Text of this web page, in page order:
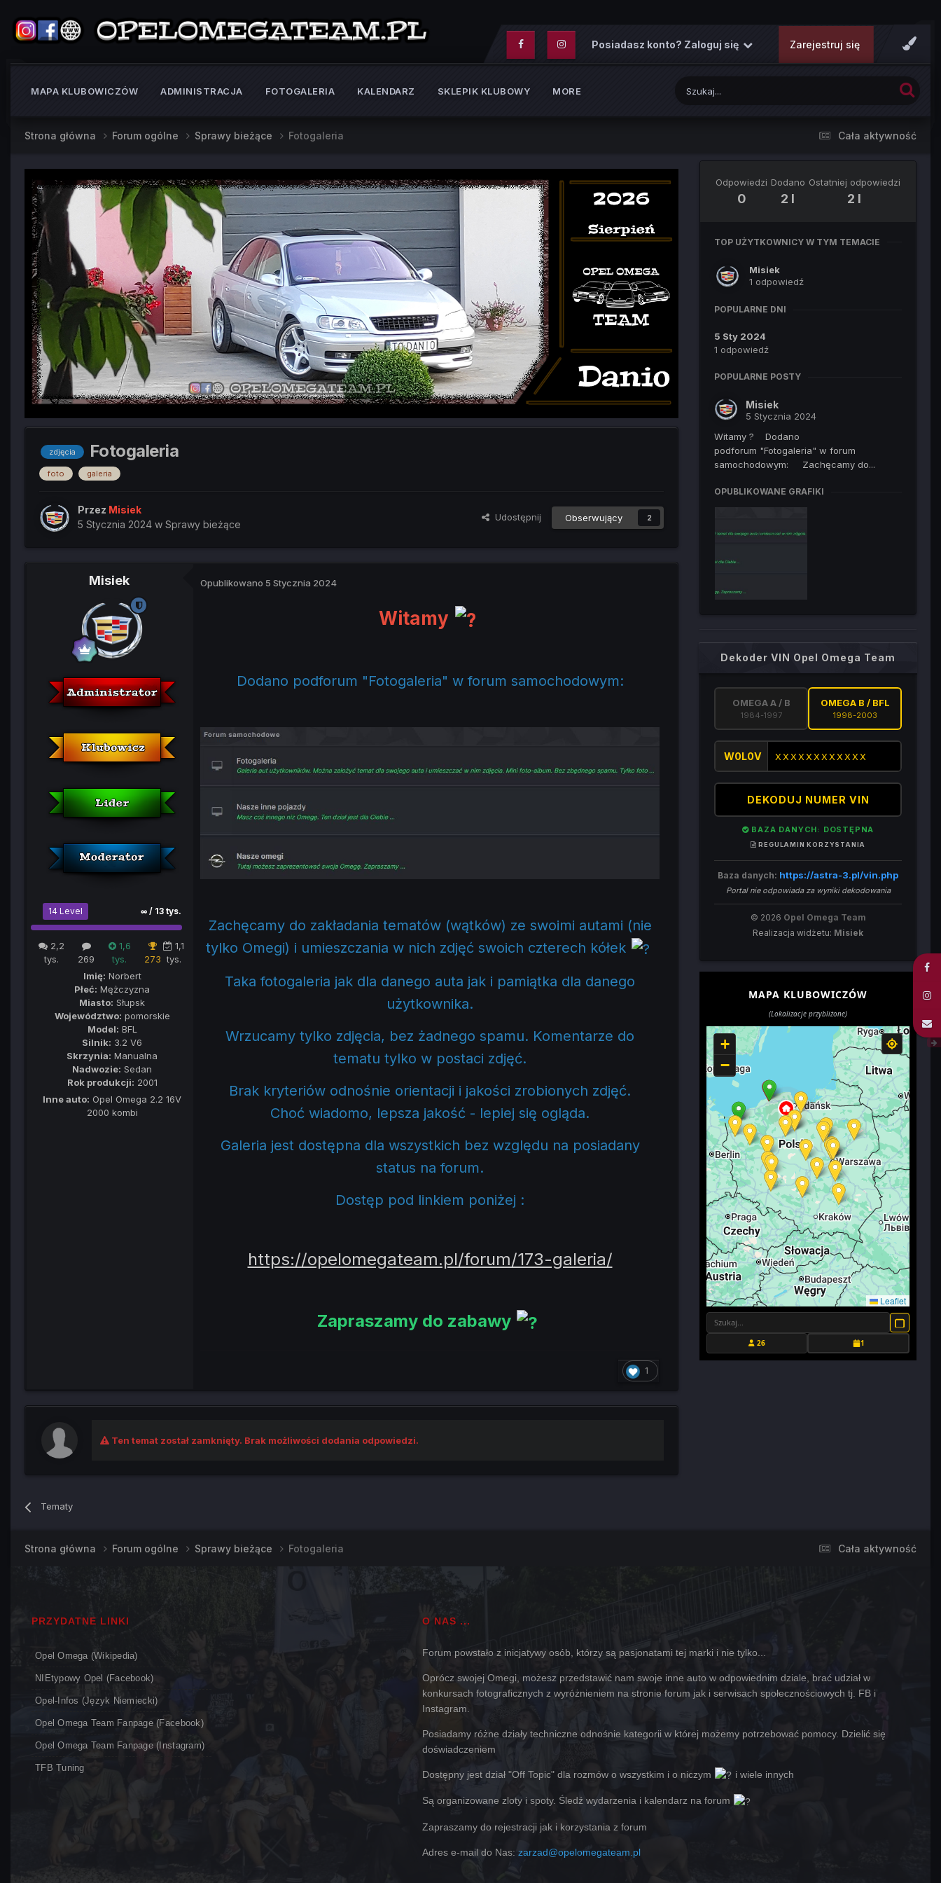
Posiadasz konto? Zaloguj się Zarejestruj się
MAPA KLUBOWICZÓW ADMINISTRACJA FOTOGALERIA KALENDARZ SKLEPIK KLUBOWY MORE
Cała aktywność
Strona główna Forum ogólne Sprawy bieżące Fotogaleria
zdjęcia Fotogaleria
foto galeria
Przez Misiek
5 Stycznia 2024 w Sprawy bieżące
Udostępnij Obserwujący 2
Misiek
14 Level ∞ / 13 tys.
2,2
tys.
269
1,6
tys.
273
1,1
tys.
Imię: Norbert
Płeć: Mężczyzna
Miasto: Słupsk
Województwo: pomorskie
Model: BFL
Silnik: 3.2 V6
Skrzynia: Manualna
Nadwozie: Sedan
Rok produkcji: 2001
Inne auto: Opel Omega 2.2 16V
2000 kombi
Opublikowano 5 Stycznia 2024
Witamy
Dodano podforum "Fotogaleria" w forum samochodowym:
Zachęcamy do zakładania tematów (wątków) ze swoimi autami (nie
tylko Omegi) i umieszczania w nich zdjęć swoich czterech kółek
Taka fotogaleria jak dla danego auta jak i pamiątka dla danego
użytkownika.
Wrzucamy tylko zdjęcia, bez żadnego spamu. Komentarze do
tematu tylko w postaci zdjęć.
Brak kryteriów odnośnie orientacji i jakości zrobionych zdjęć.
Choć wiadomo, lepsza jakość - lepiej się ogląda.
Galeria jest dostępna dla wszystkich bez względu na posiadany
status na forum.
Dostęp pod linkiem poniżej :
https://opelomegateam.pl/forum/173-galeria/
Zapraszamy do zabawy
1
Ten temat został zamknięty. Brak możliwości dodania odpowiedzi.
Tematy
Odpowiedzi
0
Dodano
2 l
Ostatniej odpowiedzi
2 l
TOP UŻYTKOWNICY W TYM TEMACIE
Misiek
1 odpowiedź
POPULARNE DNI
5 Sty 2024
1 odpowiedź
POPULARNE POSTY
Misiek
5 Stycznia 2024
Witamy ? Dodano
podforum "Fotogaleria" w forum
samochodowym: Zachęcamy do...
OPUBLIKOWANE GRAFIKI
Dekoder VIN Opel Omega Team
OMEGA A / B
1984-1997
OMEGA B / BFL
1998-2003
W0L0V
DEKODUJ NUMER VIN
BAZA DANYCH: DOSTĘPNA
REGULAMIN KORZYSTANIA
Baza danych: https://astra-3.pl/vin.php
Portal nie odpowiada za wyniki dekodowania
© 2026 Opel Omega Team
Realizacja widżetu: Misiek
MAPA KLUBOWICZÓW
(Lokalizacje przybliżone)
+
−
Leaflet
26 1
Cała aktywność
Strona główna Forum ogólne Sprawy bieżące Fotogaleria
PRZYDATNE LINKI
Opel Omega (Wikipedia)
NIEtypowy Opel (Facebook)
Opel-Infos (język Niemiecki)
Opel Omega Team Fanpage (Facebook)
Opel Omega Team Fanpage (Instagram)
TFB Tuning
O NAS ...
Forum powstało z inicjatywy osób, którzy są pasjonatami tej marki i nie tylko...
Oprócz swojej Omegi, możesz przedstawić nam swoje inne auto w odpowiednim dziale, brać udział w
konkursach fotograficznych z wyróżnieniem na stronie forum jak i serwisach społecznościowych tj. FB i
Instagram.
Posiadamy różne działy techniczne odnośnie kategorii w której możemy potrzebować pomocy. Dzielić się
doświadczeniem
Dostępny jest dział "Off Topic" dla rozmów o wszystkim i o niczym i wiele innych
Są organizowane zloty i spoty. Śledź wydarzenia i kalendarz na forum
Zapraszamy do rejestracji jak i korzystania z forum
Adres e-mail do Nas: zarzad@opelomegateam.pl